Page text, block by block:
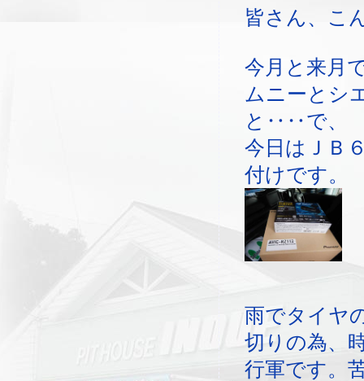
皆さん、こ
今月と来月
ムニーとシ
と‥‥で、
今日はＪＢ
付けです。
雨でタイヤ
切りの為、
行軍です。